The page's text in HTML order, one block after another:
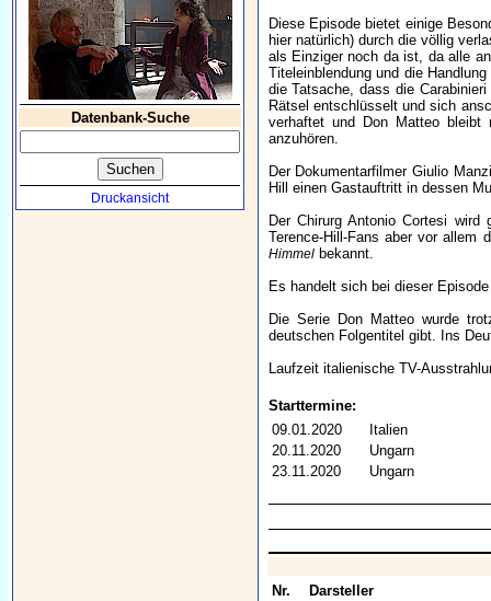
Datenbank-Suche
Druckansicht
Diese Episode bietet einige
hier natürlich) durch die völlig
als Einziger noch da ist, da alle
Titeleinblendung und die
die Tatsache, dass die
Rätsel entschlüsselt und sich
verhaftet und Don Matteo bleibt
anzuhören.
Der Dokumentarfilmer Giulio
Hill einen Gastauftritt in dessen
Der Chirurg Antonio Cortesi
Terence-Hill-Fans aber vor
Himmelbekannt.
Es handelt sich bei dieser
Die Serie Don Matteo wurde
deutschen Folgentitel gibt. Ins
Laufzeit italienische TV-
Starttermine:
09.01.2020
Italien
20.11.2020
Ungarn
23.11.2020
Ungarn
Nr. Darsteller